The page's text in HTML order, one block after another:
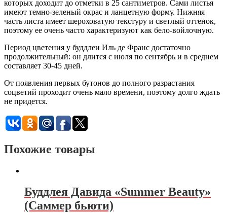
которых доходит до отметки в 25 сантиметров. Сами листья
имеют темно-зеленый окрас и ланцетную форму. Нижняя
часть листа имеет шероховатую текстуру и светлый оттенок,
поэтому ее очень часто характеризуют как бело-войлочную.
Период цветения у буддлеи Иль де Франс достаточно
продолжительный: он длится с июля по сентябрь и в среднем
составляет 30-45 дней.
От появления первых бутонов до полного разрастания
соцветий проходит очень мало времени, поэтому долго ждать
не придется.
Похожие товары
Буддлея Давида «Summer Beauty»
(Саммер бьюти)